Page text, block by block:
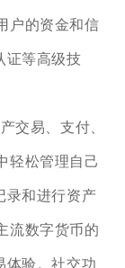
户的资金和信
证等高级技
交易、支付、
轻松管理自己
录和进行资产
流数字货币的
体验。社交功